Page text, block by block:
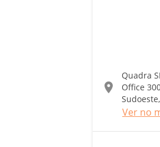
location_on
Quadra
Office
Ver no